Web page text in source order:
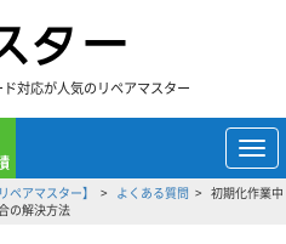
対応が人気のリペアマスター
メ
ニ
ュ
アマスター】 よくある質問
初期化作業中
の解決方法